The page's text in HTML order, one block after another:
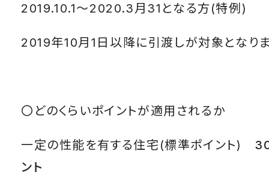
2019.10.1～2020.3月31となる方(特例)
2019年10月1日以降に引渡しが対象となりま
〇どのくらいポイントが適用されるか
一定の性能を有する住宅(標準ポイント)
ント